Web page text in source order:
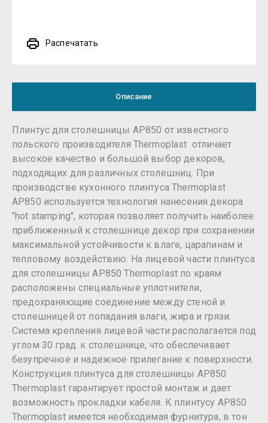
Распечатать
Описание
Плинтус для столешницы AP850 от известного
польского производителя Thermoplast отличает
высокое качество и большой выбор декоров,
подходящих для различных столешниц. При
производстве кухонного плинтуса Thermoplast
AP850 используется технология нанесения декора
"hot stamping", которая позволяет получить наиболее
приближенный к столешнице декор при сохранении
максимальной устойчивости к влаге, царапинам и
тепловому воздействию. На лицевой части плинтуса
для столешницы AP850 Thermoplast по краям
расположены специальные уплотнители,
предохраняющие соединение между стеной и
столешницей от попадания влаги, жира и грязи.
Система крепления лицевой части располагается под
углом 30 град. к столешнице, что обеспечивает
безупречное и надежное прилегание к поверхности.
Конструкция плинтуса для столешницы AP850
Thermoplast гарантирует простой монтаж и дает
возможность прокладки кабеля. К плинтусу AP850
Thermoplast имеется необходимая фурнитура, в тон